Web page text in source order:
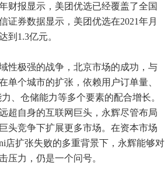
财报显示，美团优选已经覆盖了全国
证券数据显示，美团优选在2021年月
到1.3亿元。
性极强的战争，北京市场的成功，与
单个城市的扩张，依赖用户订单量、
、仓储能力等多个要素的配合增长。
超自身的互联网巨头，永辉尽管布局
头竞争下扩展更多市场。在资本市场
店扩张失败的多重背景下，永辉能够对
压力，仍是一个问号。